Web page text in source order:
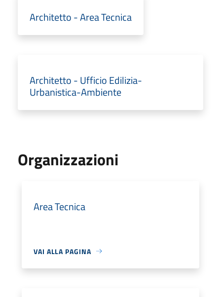
Architetto - Area Tecnica
Architetto - Ufficio Edilizia-
Urbanistica-Ambiente
Organizzazioni
Area Tecnica
VAI ALLA PAGINA